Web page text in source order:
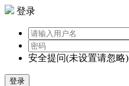
登录
安全提问(未设置请忽略)
登录